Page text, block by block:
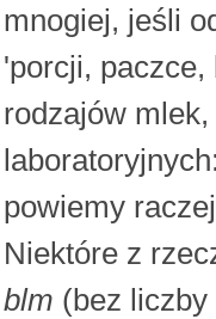
mnogiej, jeśli
'porcji,
rodzajów
powiemy
Niektóre z
blm (bez